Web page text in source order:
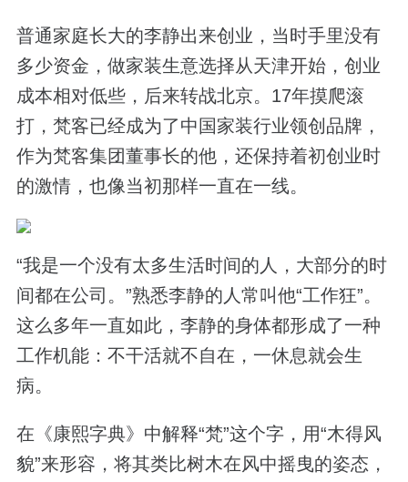
普通家庭长大的李静出来创业，当时手里没有
多少资金，做家装生意选择从天津开始，创业
成本相对低些，后来转战北京。17年摸爬滚
打，梵客已经成为了中国家装行业领创品牌，
作为梵客集团董事长的他，还保持着初创业时
的激情，也像当初那样一直在一线。
“我是一个没有太多生活时间的人，大部分的时
间都在公司。”熟悉李静的人常叫他“工作狂”。
这么多年一直如此，李静的身体都形成了一种
工作机能：不干活就不自在，一休息就会生
病。
在《康熙字典》中解释“梵”这个字，用“木得风
貌”来形容，将其类比树木在风中摇曳的姿态，